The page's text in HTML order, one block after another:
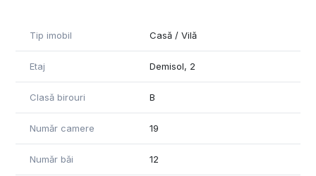
camere, 5 holuri, 6 bai.
Tip imobil Casă / Vilă
Etaj Demisol, 2
Clasă birouri B
Număr camere 19
Număr băi 12